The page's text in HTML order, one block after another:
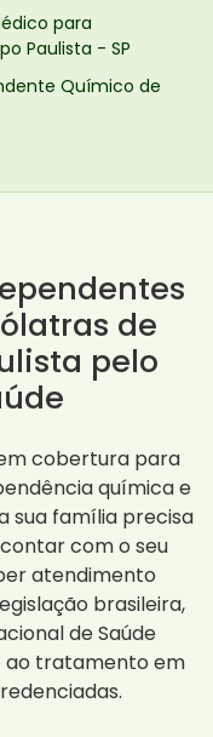
para
Paulista - SP
Químico de
de
pelo
cobertura para
química e
sua família precisa
com o seu
atendimento
brasileira,
de Saúde
ao tratamento em